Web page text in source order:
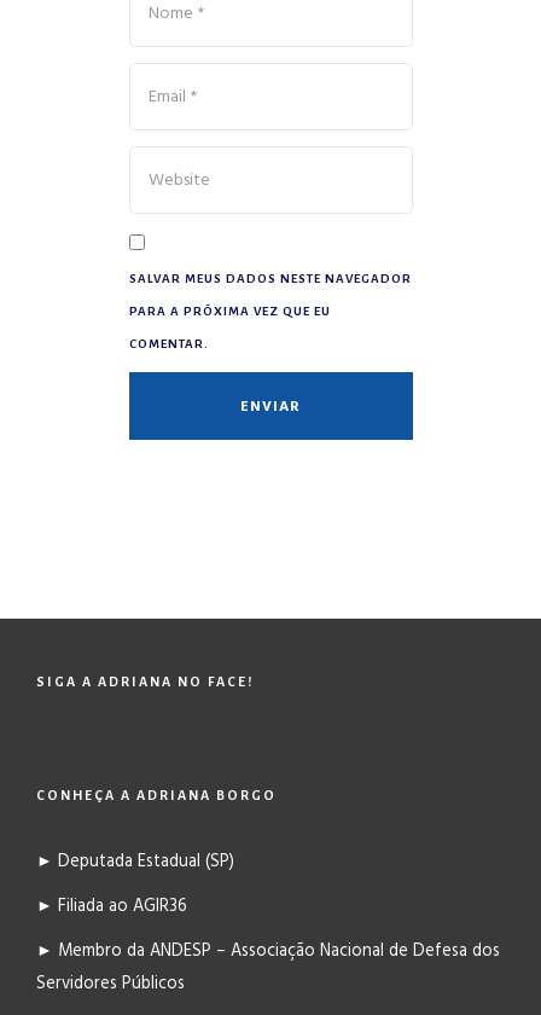
SALVAR MEUS DADOS NESTE NAVEGADOR
PARA A PRÓXIMA VEZ QUE EU
COMENTAR.
SIGA A ADRIANA NO FACE!
CONHEÇA A ADRIANA BORGO
► Deputada Estadual (SP)
► Filiada ao AGIR36
► Membro da ANDESP – Associação Nacional de Defesa dos
Servidores Públicos